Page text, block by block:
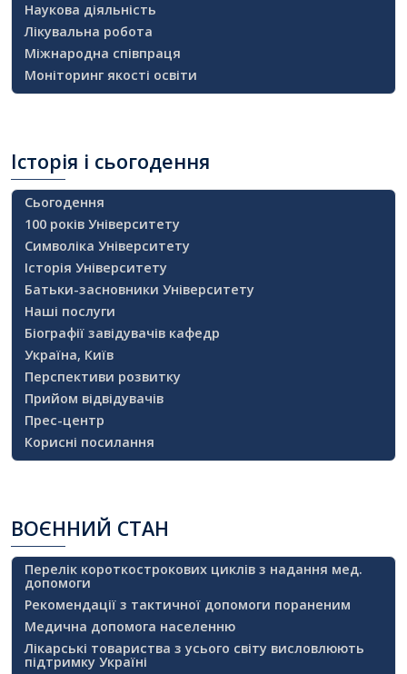
Наукова діяльність
Лікувальна робота
Міжнародна співпраця
Моніторинг якості освіти
Історія і сьогодення
Сьогодення
100 років Університету
Символіка Університету
Історія Університету
Батьки-засновники Університету
Наші послуги
Біографії завідувачів кафедр
Україна, Київ
Перспективи розвитку
Прийом відвідувачів
Прес-центр
Корисні посилання
ВОЄННИЙ СТАН
Перелік короткострокових циклів з надання мед.
допомоги
Рекомендації з тактичної допомоги пораненим
Медична допомога населенню
Лікарські товариства з усього світу висловлюють
підтримку Україні